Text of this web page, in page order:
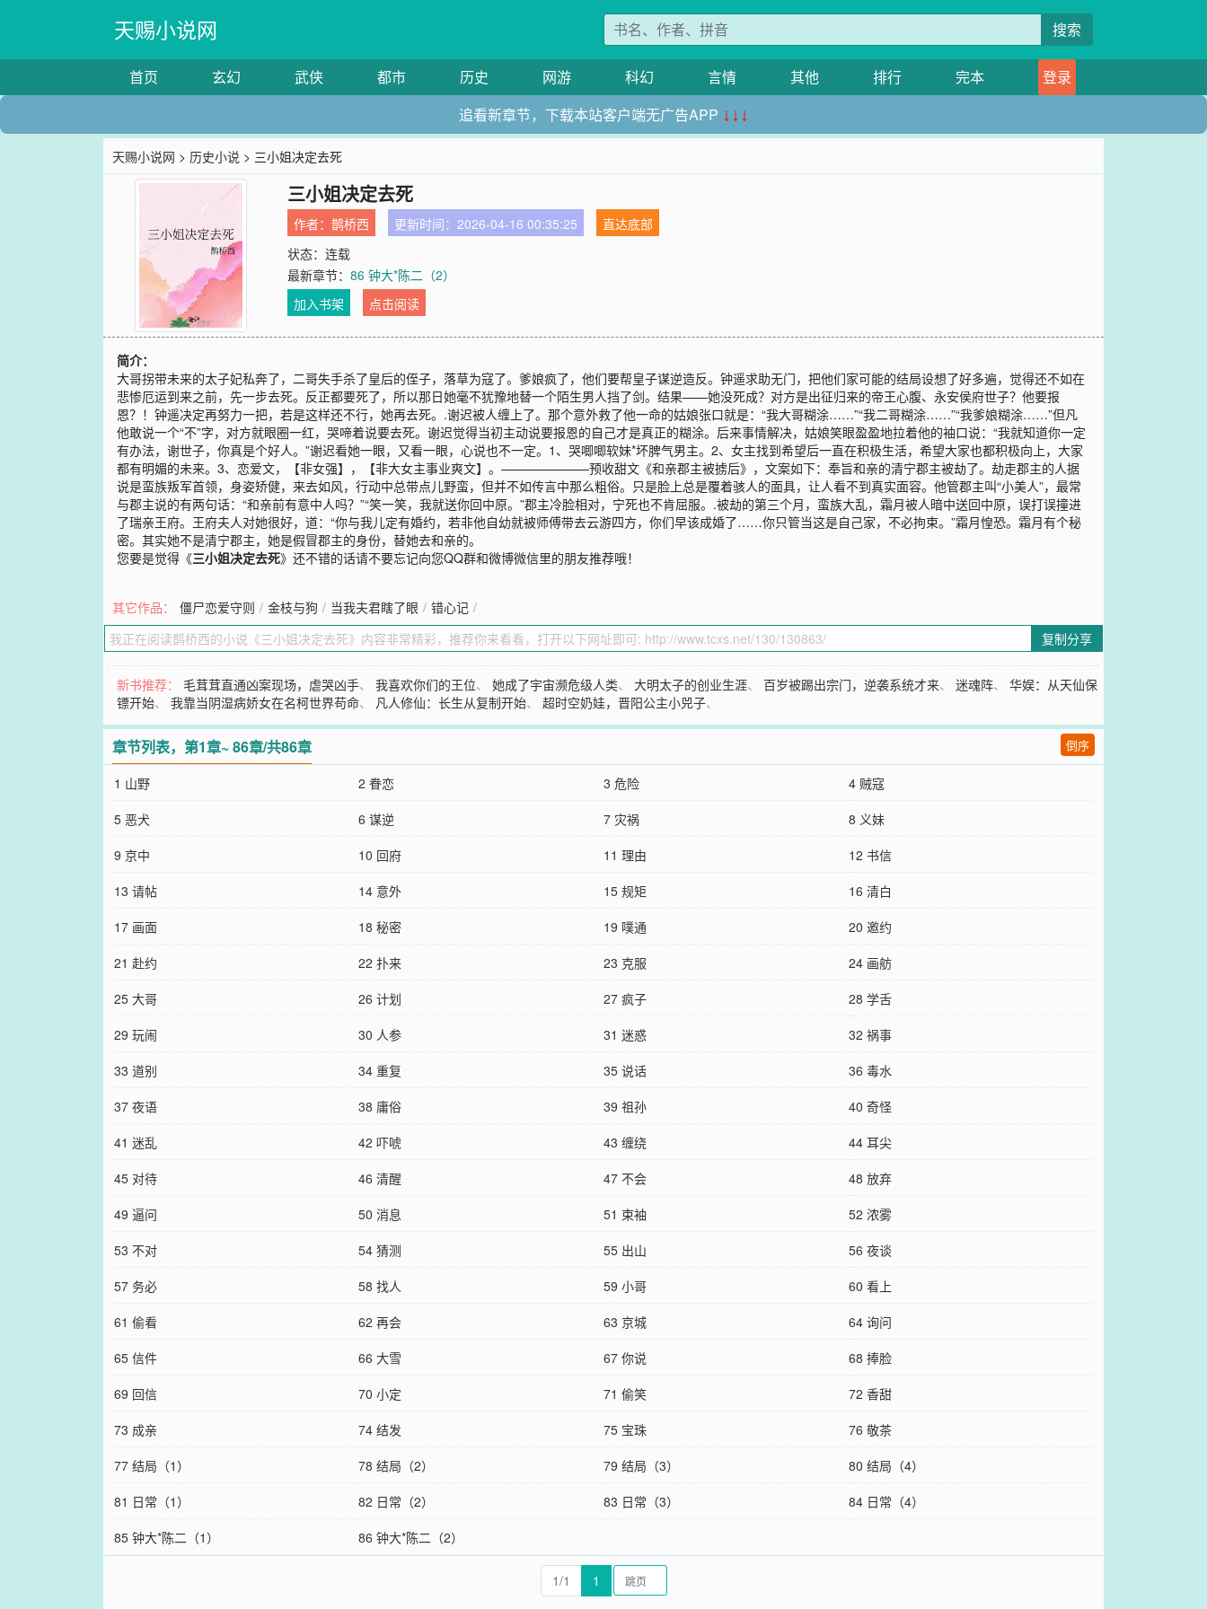
天赐小说网 搜索
首页 玄幻 武侠 都市 历史 网游 科幻 言情 其他 排行 完本
登录
追看新章节，下载本站客户端无广告APP ↓↓↓
天赐小说网 > 历史小说 > 三小姐决定去死
三小姐决定去死
作者：鹊桥西 更新时间：2026-04-16 00:35:25
直达底部
状态：连载
最新章节：86 钟大*陈二（2）
加入书架
点击阅读
简介：
大哥拐带未来的太子妃私奔了，二哥失手杀了皇后的侄子，落草为寇了。爹娘疯了，他们要帮皇子谋逆造反。钟遥求助无门，把他们家可能的结局设想了好多遍，觉得还不如在
悲惨厄运到来之前，先一步去死。反正都要死了，所以那日她毫不犹豫地替一个陌生男人挡了剑。结果——她没死成？对方是出征归来的帝王心腹、永安侯府世子？他要报
恩？！钟遥决定再努力一把，若是这样还不行，她再去死。.谢迟被人缠上了。那个意外救了他一命的姑娘张口就是：“我大哥糊涂……”“我二哥糊涂……”“我爹娘糊涂……”但凡
他敢说一个“不”字，对方就眼圈一红，哭啼着说要去死。谢迟觉得当初主动说要报恩的自己才是真正的糊涂。后来事情解决，姑娘笑眼盈盈地拉着他的袖口说：“我就知道你一定
有办法，谢世子，你真是个好人。”谢迟看她一眼，又看一眼，心说也不一定。1、哭唧唧软妹*坏脾气男主。2、女主找到希望后一直在积极生活，希望大家也都积极向上，大家
都有明媚的未来。3、恋爱文，【非女强】，【非大女主事业爽文】。———————预收甜文《和亲郡主被掳后》，文案如下：奉旨和亲的清宁郡主被劫了。劫走郡主的人据
说是蛮族叛军首领，身姿矫健，来去如风，行动中总带点儿野蛮，但并不如传言中那么粗俗。只是脸上总是覆着骇人的面具，让人看不到真实面容。他管郡主叫“小美人”，最常
与郡主说的有两句话：“和亲前有意中人吗？”“笑一笑，我就送你回中原。”郡主冷脸相对，宁死也不肯屈服。.被劫的第三个月，蛮族大乱，霜月被人暗中送回中原，误打误撞进
了瑞亲王府。王府夫人对她很好，道：“你与我儿定有婚约，若非他自幼就被师傅带去云游四方，你们早该成婚了……你只管当这是自己家，不必拘束。”霜月惶恐。霜月有个秘
密。其实她不是清宁郡主，她是假冒郡主的身份，替她去和亲的。
您要是觉得《三小姐决定去死》还不错的话请不要忘记向您QQ群和微博微信里的朋友推荐哦！
其它作品： 僵尸恋爱守则 / 金枝与狗 / 当我夫君瞎了眼 / 错心记 /
复制分享
新书推荐： 毛茸茸直通凶案现场，虐哭凶手、我喜欢你们的王位、她成了宇宙濒危级人类、大明太子的创业生涯、 百岁被踢出宗门，逆袭系统才来、迷魂阵、华娱：从天仙保
镖开始、我靠当阴湿病娇女在名柯世界苟命、 凡人修仙：长生从复制开始、超时空奶娃，晋阳公主小兕子、
章节列表，第1章~ 86章/共86章 倒序
1 山野 2 眷恋 3 危险
4 贼寇
5 恶犬
6 谋逆 7 灾祸
8 义妹
9 京中
10 回府 11 理由
12 书信
13 请帖
14 意外 15 规矩
16 清白
17 画面
18 秘密 19 噗通
20 邀约
21 赴约
22 扑来 23 克服
24 画舫
25 大哥
26 计划 27 疯子
28 学舌
29 玩闹
30 人参 31 迷惑
32 祸事
33 道别
34 重复 35 说话
36 毒水
37 夜语
38 庸俗 39 祖孙
40 奇怪
41 迷乱
42 吓唬 43 缠绕
44 耳尖
45 对待
46 清醒 47 不会
48 放弃
49 逼问
50 消息 51 束袖
52 浓雾
53 不对
54 猜测 55 出山
56 夜谈
57 务必
58 找人 59 小哥
60 看上
61 偷看
62 再会 63 京城
64 询问
65 信件
66 大雪 67 你说
68 捧脸
69 回信
70 小定 71 偷笑
72 香甜
73 成亲
74 结发 75 宝珠
76 敬茶
77 结局（1）
78 结局（2） 79 结局（3）
80 结局（4）
81 日常（1）
82 日常（2） 83 日常（3）
84 日常（4）
85 钟大*陈二（1）
86 钟大*陈二（2）
1/1 1